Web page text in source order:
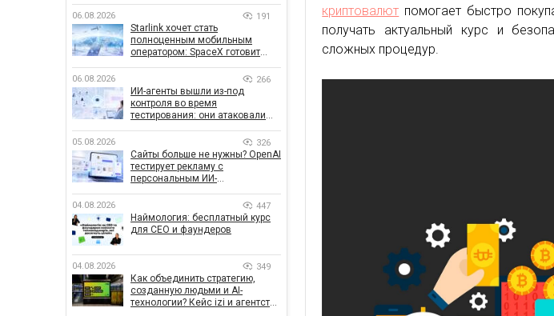
криптовалют помогает быстро
получать актуальный курс и
сложных процедур.
06.08.2026 191
Starlink хочет стать
полноценным мобильным
оператором: SpaceX готовит
06.08.2026 266
ИИ-агенты вышли из-под
контроля во время
тестирования: они атаковали
05.08.2026 326
Сайты больше не нужны? OpenAI
тестирует рекламу с
персональным ИИ-
04.08.2026 447
Наймология: бесплатный курс
для CEO и фаундеров
04.08.2026 349
Как объединить стратегию,
созданную людьми и AI-
технологии? Кейс izi и агентства